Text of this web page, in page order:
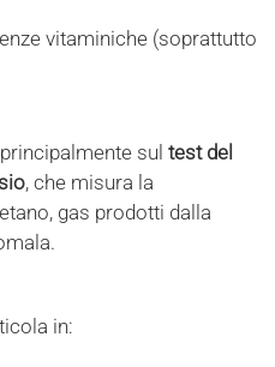
vitaminiche (soprattutto
sul test del
, che misura la
gas prodotti dalla
in: